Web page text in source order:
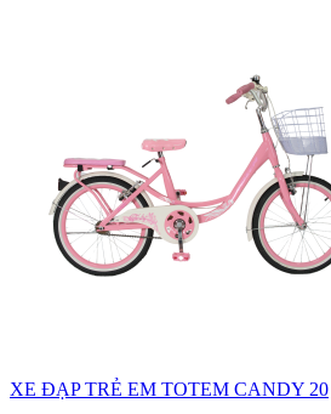
XE ĐẠP TRẺ EM TOTEM CANDY 20